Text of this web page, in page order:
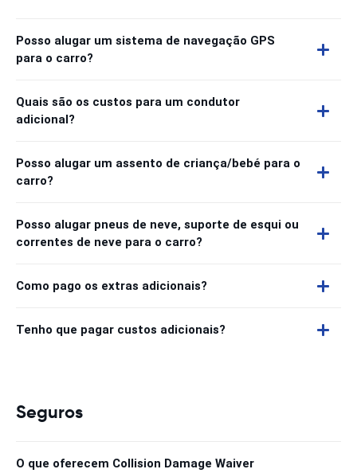
Posso alugar um sistema de navegação GPS
para o carro?
Quais são os custos para um condutor
adicional?
Posso alugar um assento de criança/bebé para o
carro?
Posso alugar pneus de neve, suporte de esqui ou
correntes de neve para o carro?
Como pago os extras adicionais?
Tenho que pagar custos adicionais?
Seguros
O que oferecem Collision Damage Waiver